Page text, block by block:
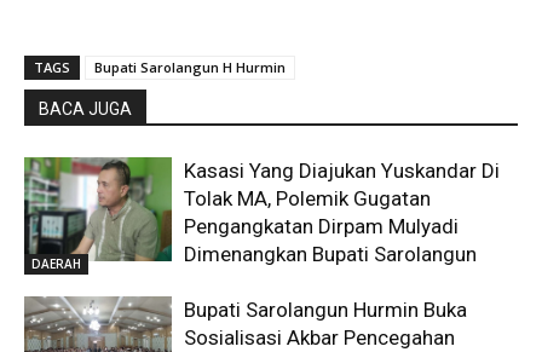
TAGS Bupati Sarolangun H Hurmin
BACA JUGA
DAERAH
Kasasi Yang Diajukan Yuskandar Di
Tolak MA, Polemik Gugatan
Pengangkatan Dirpam Mulyadi
Dimenangkan Bupati Sarolangun
Bupati Sarolangun Hurmin Buka
Sosialisasi Akbar Pencegahan